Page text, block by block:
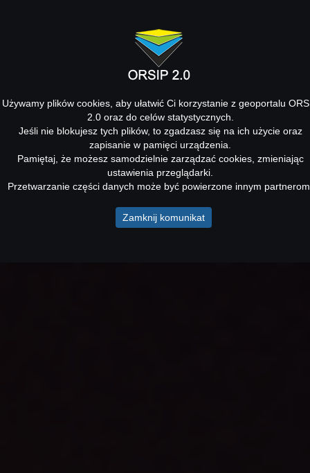
Używamy plików cookies, aby ułatwić Ci korzystanie z geoportalu
2.0 oraz do celów statystycznych.
Jeśli nie blokujesz tych plików, to zgadzasz się na ich użycie oraz
zapisanie w pamięci urządzenia.
Pamiętaj, że możesz samodzielnie zarządzać cookies, zmieniając
ustawienia przeglądarki.
Przetwarzanie części danych może być powierzone innym
Zamknij komunikat